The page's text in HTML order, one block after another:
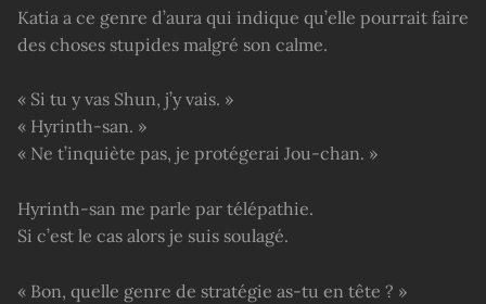
Katia a ce genre d’aura qui indique qu’elle pourrait faire
des choses stupides malgré son calme.
« Si tu y vas Shun, j’y vais. »
« Hyrinth-san. »
« Ne t’inquiète pas, je protégerai Jou-chan. »
Hyrinth-san me parle par télépathie.
Si c’est le cas alors je suis soulagé.
« Bon, quelle genre de stratégie as-tu en tête ? »